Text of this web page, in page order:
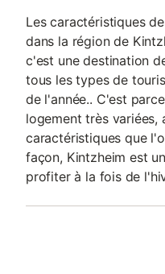
Les caractéristiques
dans la région de
c'est une destination
tous les types de
de l'année.. C'est
logement très variées,
caractéristiques que
façon, Kintzheim est
profiter à la fois de